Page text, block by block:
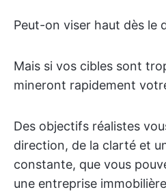
Peut-on viser haut dès le
Mais si vos cibles sont
mineront rapidement
Des objectifs réalistes
direction, de la clarté et
constante, que vous
une entreprise